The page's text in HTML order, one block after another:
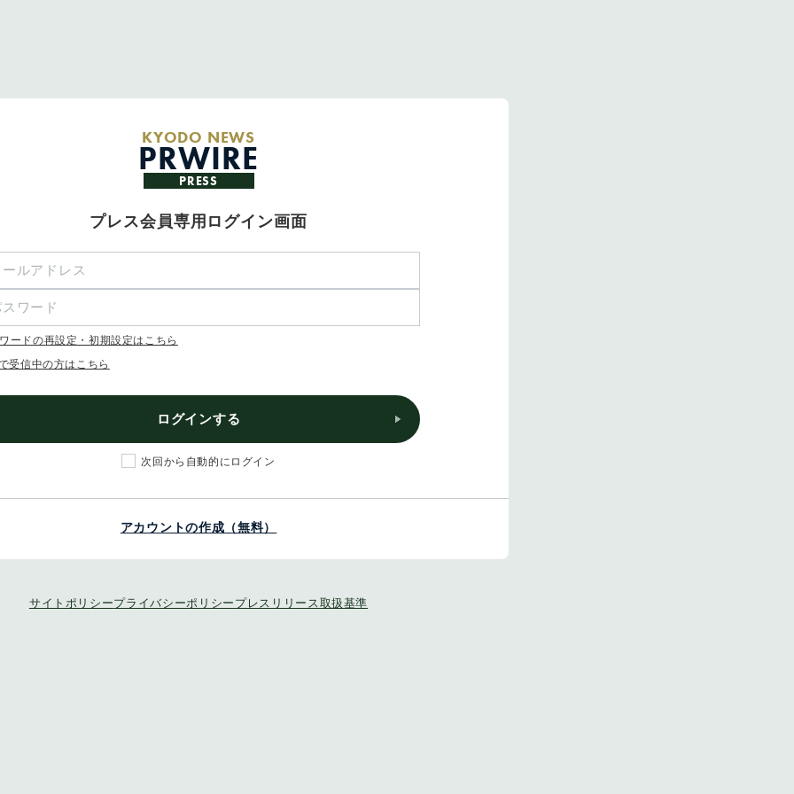
KYODO NEWS
PRWIRE
PRESS
プレス会員専用ログイン画面
ードの再設定・初期設定はこちら
受信中の方はこちら
ログインする
次回から自動的にログイン
アカウントの作成（無料）
サイトポリシープライバシーポリシー プレスリリース取扱基準